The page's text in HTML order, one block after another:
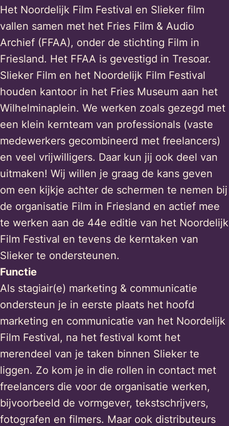
Het Noordelijk Film Festival en Slieker film
vallen samen met het Fries Film & Audio
Archief (FFAA), onder de stichting Film in
Friesland. Het FFAA is gevestigd in Tresoar.
Slieker Film en het Noordelijk Film Festival
houden kantoor in het Fries Museum aan het
Wilhelminaplein. We werken zoals gezegd met
een klein kernteam van professionals (vaste
medewerkers gecombineerd met freelancers)
en veel vrijwilligers. Daar kun jij ook deel van
uitmaken! Wij willen je graag de kans geven
om een kijkje achter de schermen te nemen bij
de organisatie Film in Friesland en actief mee
te werken aan de 44e editie van het Noordelijk
Film Festival en tevens de kerntaken van
Slieker te ondersteunen.
Functie
Als stagiair(e) marketing & communicatie
ondersteun je in eerste plaats het hoofd
marketing en communicatie van het Noordelijk
Film Festival, na het festival komt het
merendeel van je taken binnen Slieker te
liggen. Zo kom je in die rollen in contact met
freelancers die voor de organisatie werken,
bijvoorbeeld de vormgever, tekstschrijvers,
fotografen en filmers. Maar ook distributeurs